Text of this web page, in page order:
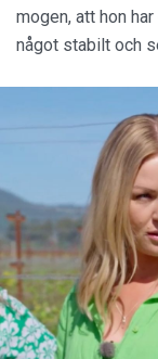
mogen, att hon
något stabilt och